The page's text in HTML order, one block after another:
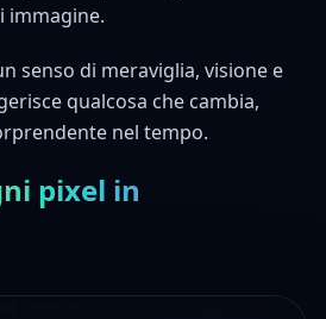
immagine.
senso di meraviglia, visione e
qualcosa che cambia,
nel tempo.
pixel in